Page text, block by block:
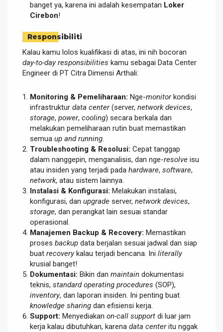
banget ya, karena ini adalah kesempatan Loker
Cirebon!
Responsibiliti
Kalau kamu lolos kualifikasi di atas, ini nih bocoran
day-to-day responsibilities kamu sebagai Data Center
Engineer di PT Citra Dimensi Arthali:
Monitoring & Pemeliharaan: Nge-monitorkondisi
infrastruktur data center(server, network devices,
storage, power, cooling) secara berkala dan
melakukan pemeliharaan rutin buat memastikan
semua up and running.
Troubleshooting & Resolusi: Cepat tanggap
dalam nanggepin, menganalisis, dan nge-resolve isu
atau insiden yang terjadi pada hardware, software,
network, atau sistem lainnya.
Instalasi & Konfigurasi: Melakukan instalasi,
konfigurasi, dan upgrade server, network devices,
storage, dan perangkat lain sesuai standar
operasional.
Manajemen Backup & Recovery: Memastikan
proses backup data berjalan sesuai jadwal dan siap
buat recoverykalau terjadi bencana. Ini literally
krusial banget!
Dokumentasi: Bikin dan maintain dokumentasi
teknis, standard operating procedures (SOP),
inventory, dan laporan insiden. Ini penting buat
knowledge sharing dan efisiensi kerja.
Support: Menyediakan on-call support di luar jam
kerja kalau dibutuhkan, karena data centeritu nggak